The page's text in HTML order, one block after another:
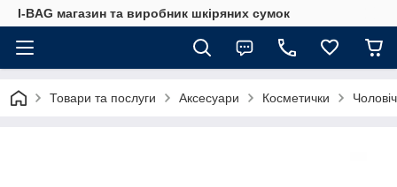
I-BAG магазин та виробник шкіряних сумок
Товари та послуги Аксесуари Косметички